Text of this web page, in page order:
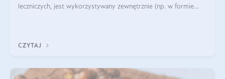
leczniczych, jest wykorzystywany zewnętrznie (np. w formie
CZYTAJ